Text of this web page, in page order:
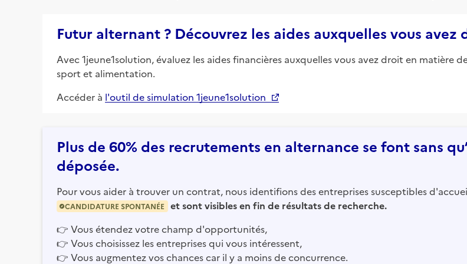
Futur alternant ? Découvrez les aides auxquelles vous
Avec 1jeune1solution, évaluez les aides financières auxquelles vous avez droit en
sport et alimentation.
Accéder à l'outil de simulation 1jeune1solution
Plus de 60% des recrutements en alternance se font sans
déposée.
Pour vous aider à trouver un contrat, nous identifions des entreprises susceptibles
CANDIDATURE SPONTANÉE
et sont visibles en fin de résultats de recherche.
👉 Vous étendez votre champ d'opportunités,
👉 Vous choisissez les entreprises qui vous intéressent,
👉 Vous augmentez vos chances car il y a moins de concurrence.